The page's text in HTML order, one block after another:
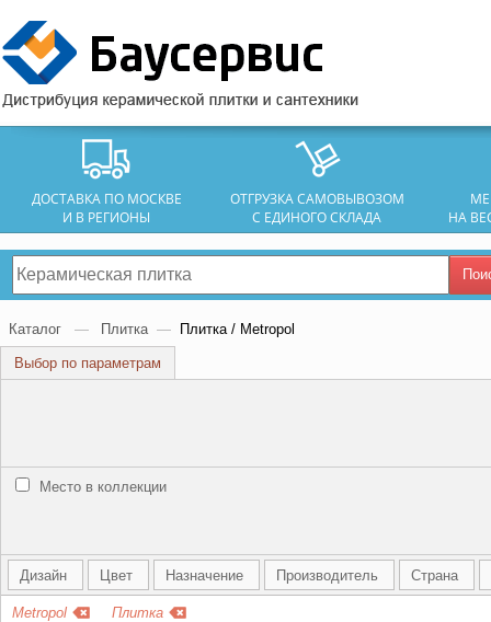
ДОСТАВКА ПО МОСКВЕ
И В РЕГИОНЫ
ОТГРУЗКА САМОВЫВОЗОМ
С ЕДИНОГО СКЛАДА
НА
Каталог — Плитка — Плитка / Metropol
Выбор по параметрам
Место в коллекции
Дизайн Цвет Назначение Производитель Страна
Metropol Плитка